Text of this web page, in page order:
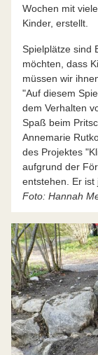
Wochen mit
Kinder, erstellt.
Spielplätze sind
möchten, dass
müssen wir
"Auf diesem
dem Verhalten
Spaß beim
Annemarie
des Projektes
aufgrund der
entstehen. Er ist
Foto: Hannah